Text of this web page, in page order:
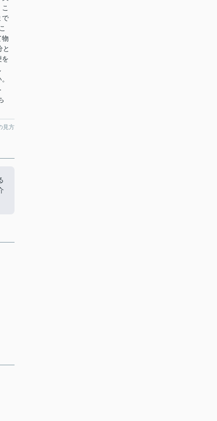
で
物
と
を
見方